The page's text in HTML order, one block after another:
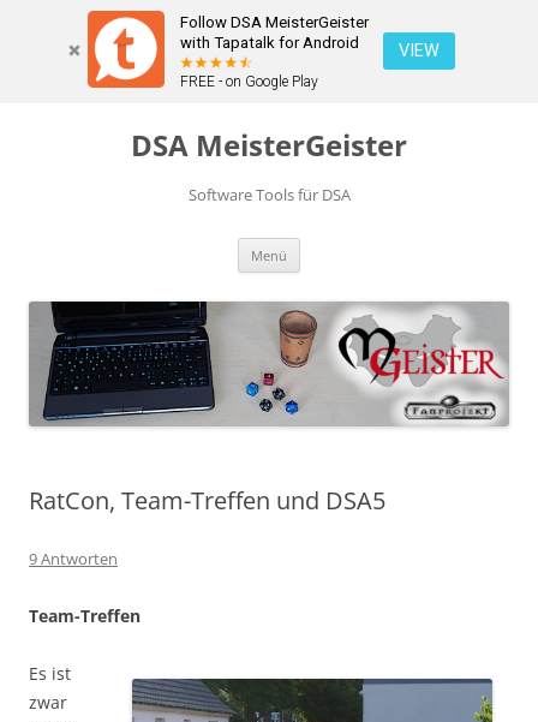
Follow DSA MeisterGeister
with Tapatalk for Android
FREE - on Google Play
VIEW
DSA MeisterGeister
Software Tools für DSA
Menü
RatCon, Team-Treffen und DSA5
9 Antworten
Team-Treffen
Es ist
zwar